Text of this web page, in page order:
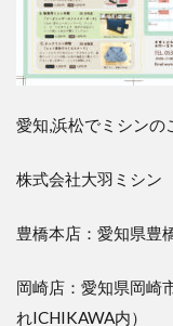
愛知,浜松でミシンの
株式会社大羽ミシン
豊橋本店：愛知県豊
岡崎店：愛知県岡
れICHIKAWA内）